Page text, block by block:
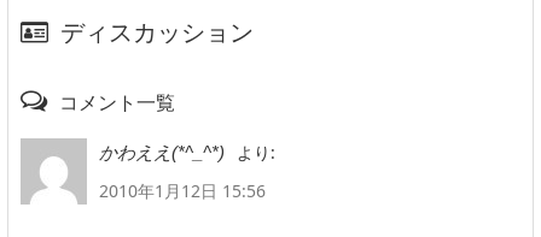
ディスカッション
コメント一覧
かわええ(*^_^*)
より:
2010年1月12日 15:56